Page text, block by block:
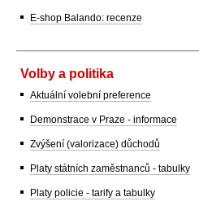
E-shop Balando: recenze
Volby a politika
Aktuální volební preference
Demonstrace v Praze - informace
Zvýšení (valorizace) důchodů
Platy státních zaměstnanců - tabulky
Platy policie - tarify a tabulky